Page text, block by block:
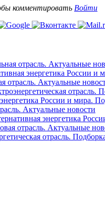
комментировать Войти
отрасль. Актуальные
энергетика России и
отрасль. Актуальные
отрасль.
России и мира.
Актуальные новости
энергетика
отрасль. Актуальные
отрасль.